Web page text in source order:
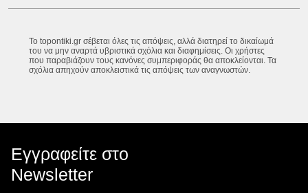
Το topontiki.gr σέβεται όλες τις απόψεις, αλλά διατηρεί το δικαίωμά
του να μην αναρτά υβριστικά σχόλια και διαφημίσεις. Οι χρήστες
που παραβιάζουν τους κανόνες συμπεριφοράς θα αποκλείονται. Τα
σχόλια απηχούν αποκλειστικά τις απόψεις των αναγνωστών.
Εγγραφείτε στο
Newsletter